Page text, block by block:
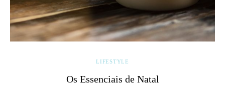
LIFESTYLE
Os Essenciais de Natal